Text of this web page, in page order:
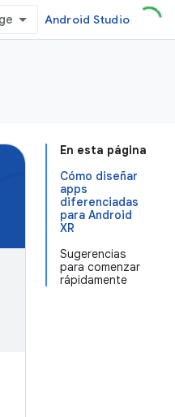
Android Studio
En esta página
Cómo diseñar
apps
diferenciadas
para Android
XR
Sugerencias
para comenzar
rápidamente